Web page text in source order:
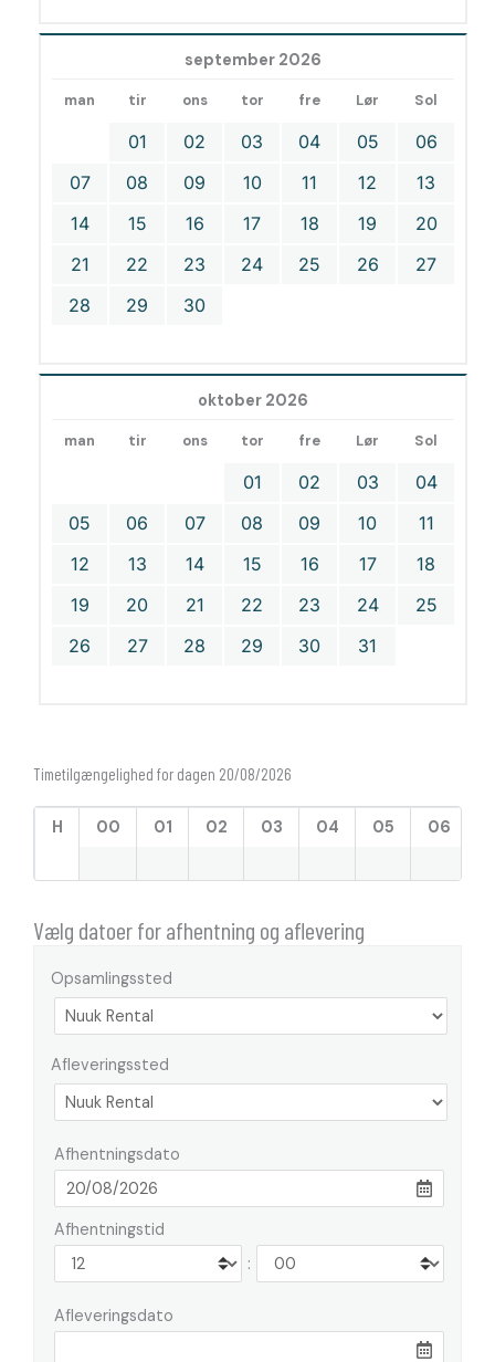
september 2026
man tir ons tor fre Lør Sol
01 02 03 04 05
06
07
08 09 10 11 12
13
14
15 16 17 18 19
20
21
22 23 24 25 26
27
28
29 30
oktober 2026
man tir ons tor fre Lør Sol
01 02 03
04
05
06 07 08 09 10
11
12
13 14 15 16 17
18
19
20 21 22 23 24
25
26
27 28 29 30 31
Timetilgængelighed for dagen 20/08/2026
H 00 01 02 03 04 05 06
Vælg datoer for afhentning og aflevering
Opsamlingssted
Afleveringssted
Afhentningsdato
Afhentningstid
:
Afleveringsdato